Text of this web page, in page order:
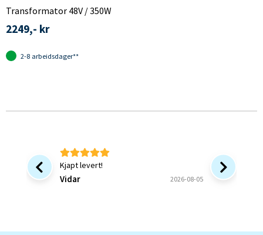
Transformator 48V / 350W
2249,- kr
2-8 arbeidsdager**
Kjapt levert!
Vidar 2026-08-05
Bra at